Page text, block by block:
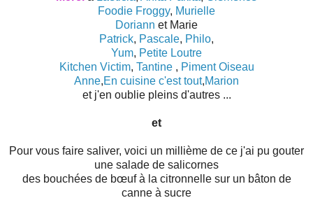
Foodie Froggy, Murielle
Doriann et Marie
Patrick, Pascale, Philo,
Yum, Petite Loutre
Kitchen Victim, Tantine, Piment Oiseau
Anne,En cuisine c'est tout,Marion
et j'en oublie pleins d'autres ...
et
Pour vous faire saliver, voici un millième de ce j'ai pu gouter
une salade de salicornes
des bouchées de bœuf à la citronnelle sur un bâton de
canne à sucre